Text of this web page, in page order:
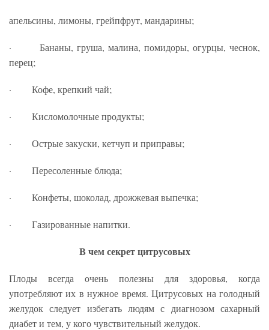
апельсины, лимоны, грейпфрут, мандарины;
· Бананы, груша, малина, помидоры, огурцы, чеснок,
перец;
· Кофе, крепкий чай;
· Кисломолочные продукты;
· Острые закуски, кетчуп и приправы;
· Пересоленные блюда;
· Конфеты, шоколад, дрожжевая выпечка;
· Газированные напитки.
В чем секрет цитрусовых
Плоды всегда очень полезны для здоровья, когда
употребляют их в нужное время. Цитрусовых на голодный
желудок следует избегать людям с диагнозом сахарный
диабет и тем, у кого чувствительный желудок.